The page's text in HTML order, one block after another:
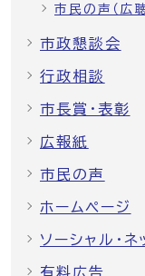
市民の声（広聴
市政懇談会
行政相談
市長賞・表彰
広報紙
市民の声
ホームページ
ソーシャル・
有料広告